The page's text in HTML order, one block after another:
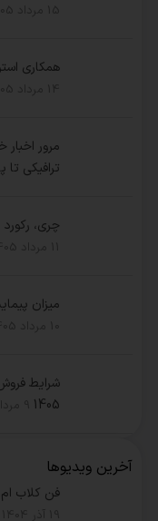
همکاری
ترافیکی تا
چری،
میزان
شرایط
1405
آخرین ویدیوها
فن کلاب ام